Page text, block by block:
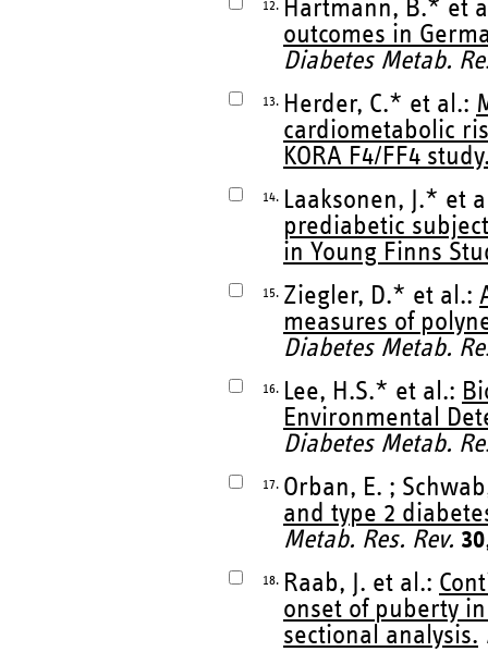
12.
Hartmann, B.* et
outcomes in
Diabetes Metab.
13. Herder, C.* et al.:
cardiometabolic
KORA F4/FF4
14.
Laaksonen, J.* et
prediabetic
in Young Finns
15. Ziegler, D.* et al.:
measures of
Diabetes Metab.
16. Lee, H.S.* et al.:
Environmental
Diabetes Metab.
17. Orban, E. ;
and type 2
Metab. Res. Rev. 30
18. Raab, J. et al.:
onset of puberty
sectional analysis.